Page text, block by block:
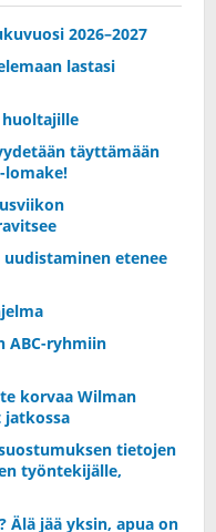
2026–2027
lastasi
täyttämään
lomake!
etenee
ABC-ryhmiin
korvaa Wilman
jatkossa
suostumuksen tietojen
työntekijälle,
Älä jää yksin, apua on